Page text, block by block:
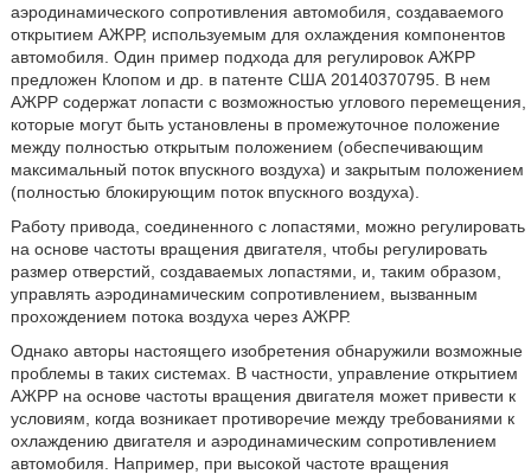
аэродинамического сопротивления автомобиля, создаваемого
открытием АЖРР, используемым для охлаждения компонентов
автомобиля. Один пример подхода для регулировок АЖРР
предложен Клопом и др. в патенте США 20140370795. В нем
АЖРР содержат лопасти с возможностью углового перемещения,
которые могут быть установлены в промежуточное положение
между полностью открытым положением (обеспечивающим
максимальный поток впускного воздуха) и закрытым положением
(полностью блокирующим поток впускного воздуха).
Работу привода, соединенного с лопастями, можно регулировать
на основе частоты вращения двигателя, чтобы регулировать
размер отверстий, создаваемых лопастями, и, таким образом,
управлять аэродинамическим сопротивлением, вызванным
прохождением потока воздуха через АЖРР.
Однако авторы настоящего изобретения обнаружили возможные
проблемы в таких системах. В частности, управление открытием
АЖРР на основе частоты вращения двигателя может привести к
условиям, когда возникает противоречие между требованиями к
охлаждению двигателя и аэродинамическим сопротивлением
автомобиля. Например, при высокой частоте вращения